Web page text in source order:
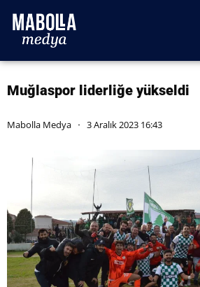
Muğlaspor liderliğe yükseldi
Mabolla Medya 3 Aralık 2023 16:43